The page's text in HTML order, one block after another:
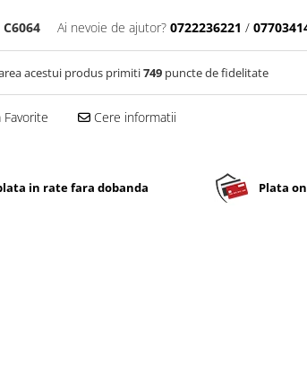
C6064 Ai nevoie de ajutor? 0722236221 /
acestui produs primiti749 puncte de fidelitate
Favorite Cere informatii
in rate fara dobanda Plata